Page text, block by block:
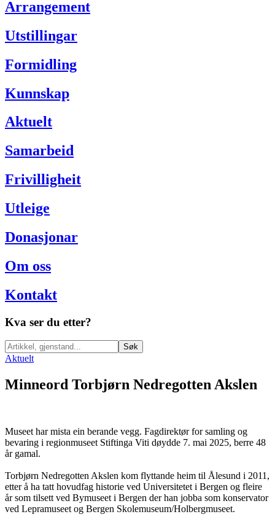
Arrangement
Utstillingar
Formidling
Kunnskap
Aktuelt
Samarbeid
Frivilligheit
Utleige
Donasjonar
Om oss
Kontakt
Kva ser du etter?
Søk
Aktuelt
Minneord Torbjørn Nedregotten Akslen
Museet har mista ein berande vegg. Fagdirektør for samling og
bevaring i regionmuseet Stiftinga Viti døydde 7. mai 2025, berre 48
år gamal.
Torbjørn Nedregotten Akslen kom flyttande heim til Ålesund i 2011,
etter å ha tatt hovudfag historie ved Universitetet i Bergen og fleire
år som tilsett ved Bymuseet i Bergen der han jobba som konservator
ved Lepramuseet og Bergen Skolemuseum/Holbergmuseet.